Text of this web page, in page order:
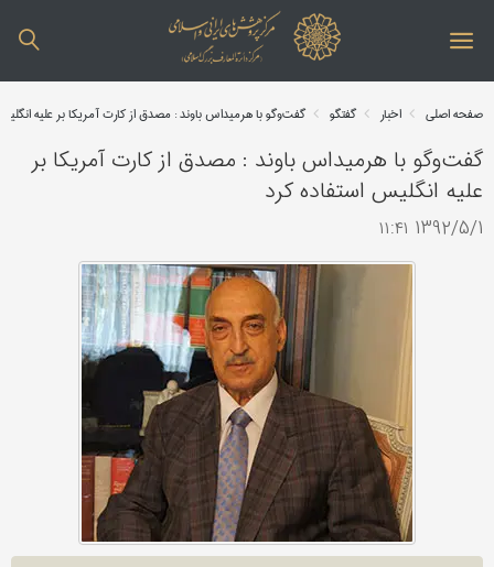
صفحه اصلی اخبار گفتگو گفت‌وگو با هرمیداس باوند : مصدق از کارت آمریکا بر علیه
گفت‌وگو با هرمیداس باوند : مصدق از کارت آمریکا بر
علیه انگلیس استفاده کرد
1392/5/1 ۱۱:۴۱